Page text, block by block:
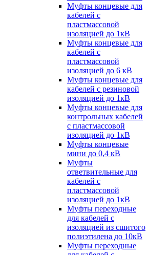
Муфты концевые для
кабелей с
пластмассовой
изоляцией до 1кВ
Муфты концевые для
кабелей с
пластмассовой
изоляцией до 6 кВ
Муфты концевые для
кабелей с резиновой
изоляцией до 1кВ
Муфты концевые для
контрольных кабелей
с пластмассовой
изоляцией до 1кВ
Муфты концевые
мини до 0,4 кВ
Муфты
ответвительные для
кабелей с
пластмассовой
изоляцией до 1кВ
Муфты переходные
для кабелей с
изоляцией из сшитого
полиэтилена до 10кВ
Муфты переходные